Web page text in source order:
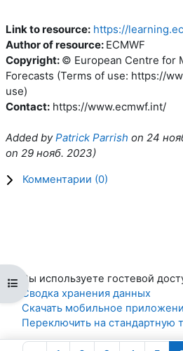
Открыть оглавление курса
Link to resource: https://
Author of resource: ECMWF
Copyright: © European Centre for
Forecasts (Terms of use: https://
use)
Contact: https://www.ecmwf.int/
Added byPatrick Parrish on 24
on 29 нояб. 2023)
Комментарии (0)
Вы используете гостевой
Сводка хранения данных
Скачать мобильное
Переключить на стандартную